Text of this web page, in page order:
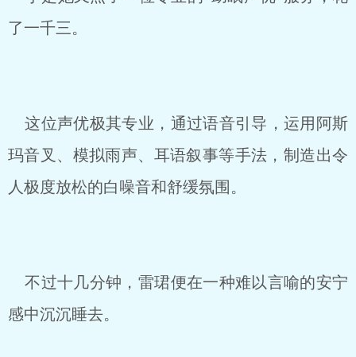
了一千三。
这位声优极其专业，通过语音引导，运用阿斯
玛音叉、模拟雨声、耳语叙事等手法，制造出令
人极度放松的白噪音和舒缓氛围。
不过十几分钟，雷珺便在一种难以言喻的安宁
感中沉沉睡去。